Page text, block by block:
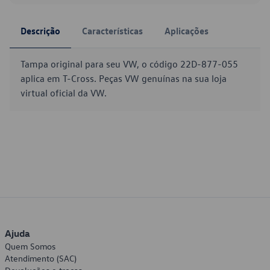
Descrição Características Aplicações
Tampa original para seu VW, o código 22D-877-055
aplica em T-Cross. Peças VW genuínas na sua loja
virtual oficial da VW.
Ajuda
Quem Somos
Atendimento (SAC)